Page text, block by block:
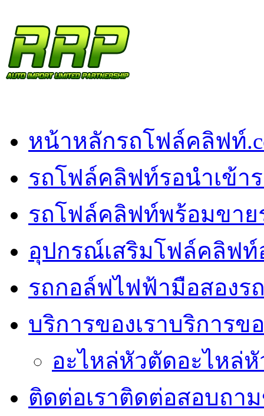
หน้าหลักรถโฟล์คลิฟท์
รถโฟล์คลิฟท์รอนำเข้า
รถโฟล์คลิฟท์พร้อมขาย
อุปกรณ์เสริมโฟล์คลิฟท์
รถกอล์ฟไฟฟ้ามือสองร
บริการของเราบริการข
อะไหล่หัวตัดอะไหล่
ติดต่อเราติดต่อสอบถา